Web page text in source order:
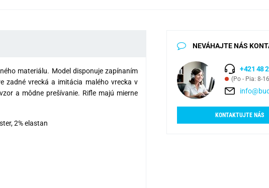
materiálu. Model disponuje zapínaním
zadné vrecká a imitácia malého vrecka v
a môdne prešívanie. Rifle majú mierne
2% elastan
NEVÁHAJTE NÁS
+421 48
(Po - Pia: 8-
KONTAKTUJTE NÁS